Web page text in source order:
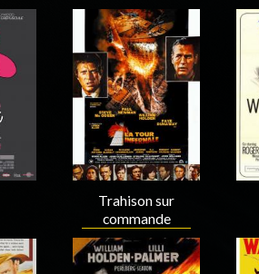
Trahison sur
commande